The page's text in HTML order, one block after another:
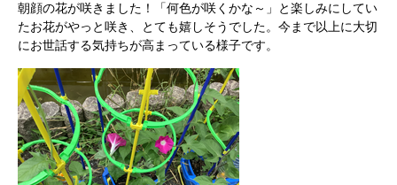
朝顔の花が咲きました！「何色が咲くかな～」と楽しみにしてい
たお花がやっと咲き、とても嬉しそうでした。今まで以上に大切
にお世話する気持ちが高まっている様子です。